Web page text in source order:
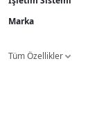
Marka
Tüm Özellikler